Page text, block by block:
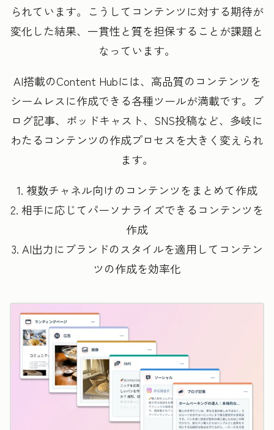
られています。こうしてコンテンツに対する期待が
変化した結果、一貫性と質を担保することが課題と
なっています。
AI搭載のContent Hubには、高品質のコンテンツを
シームレスに作成できる各種ツールが満載です。ブ
ログ記事、ポッドキャスト、SNS投稿など、多岐に
わたるコンテンツの作成プロセスを大きく変えられ
ます。
1. 複数チャネル向けのコンテンツをまとめて作成
2. 相手に応じてパーソナライズできるコンテンツを
作成
3. AI出力にブランドのスタイルを適用してコンテン
ツの作成を効率化